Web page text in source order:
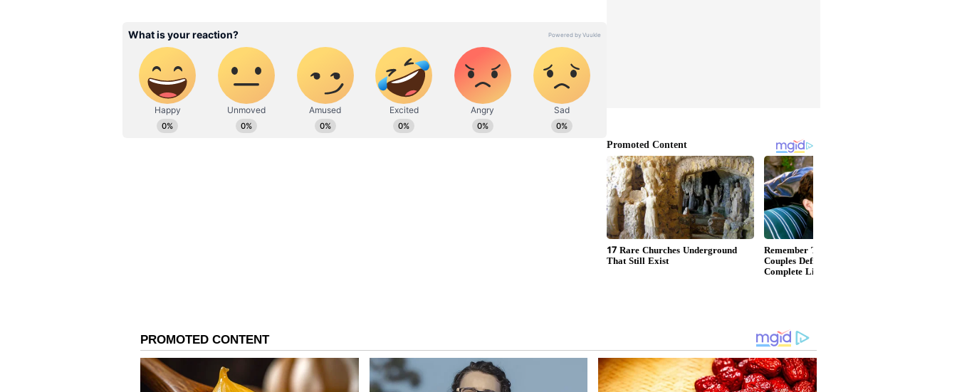
ABOUT THE AUTHOR
GA
Ganesh A
இவர் பொறியியல் பட்டதாரி. செய்தி எழுதுவதில் 7 ஆண்டுகளுக்கும் மேலான
அனுபவம் உள்ளவர். இவர் கடந்த 3 ஆண்டுகளாக ஏசியாநெட் நியூஸ் தமிழில் சப்-
எடிட்டராக பணியாற்றி வருகிறார். டிஜிட்டல் மீடியா பற்றி நன்கு அறிந்தவர் மற்றும்
அதில் அனுபவமும் பெற்றவர். சினிமா மற்றும் பொழுதுபோக்கு செய்திகளை